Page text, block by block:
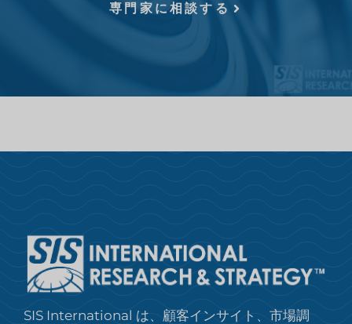
専門家に相談する
SIS International は、顧客インサイト、市場調